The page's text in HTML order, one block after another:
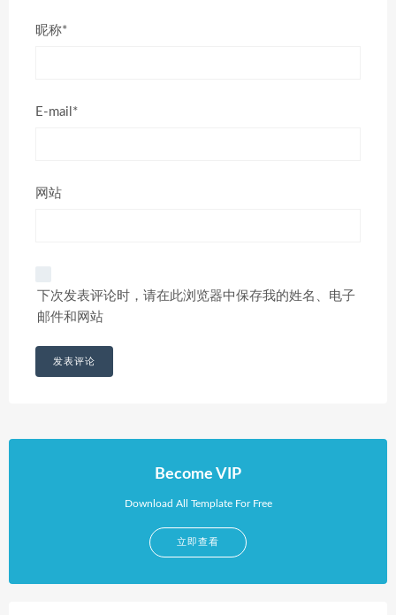
昵称*
E-mail*
网站
下次发表评论时，请在此浏览器中保存我的姓名、电子
邮件和网站
Become VIP
Download All Template For Free
立即查看